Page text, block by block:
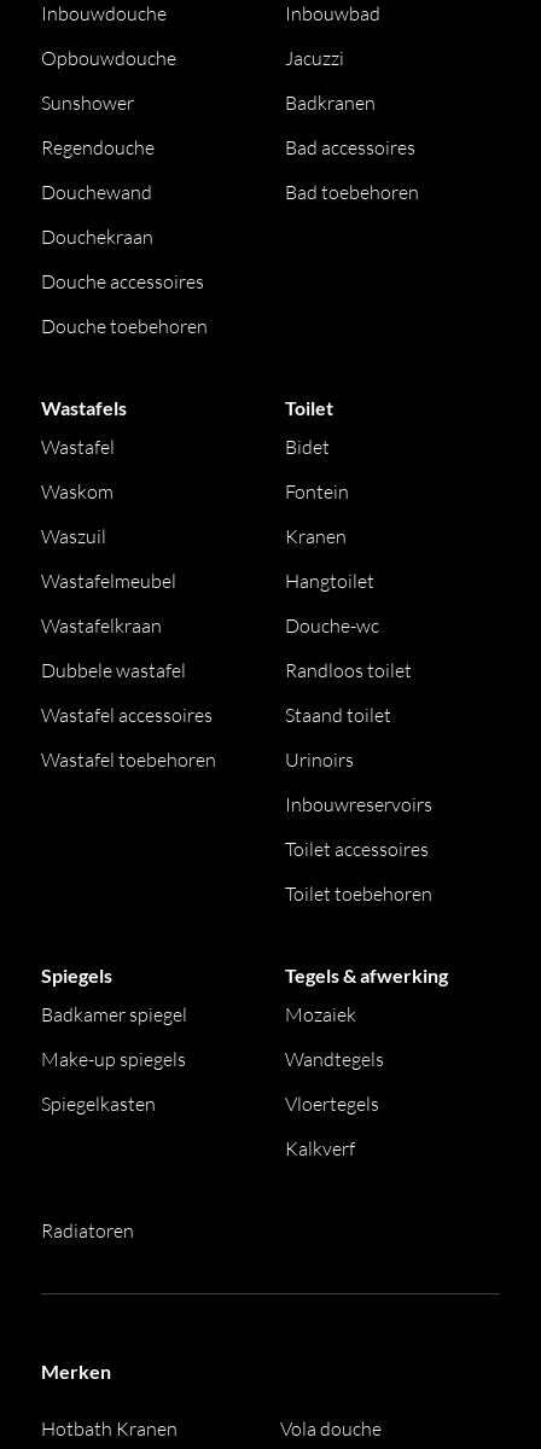
Inbouwdouche
Opbouwdouche
Sunshower
Regendouche
Douchewand
Douchekraan
Douche accessoires
Douche toebehoren
Inbouwbad
Jacuzzi
Badkranen
Bad accessoires
Bad toebehoren
Wastafels
Wastafel
Waskom
Waszuil
Wastafelmeubel
Wastafelkraan
Dubbele wastafel
Wastafel accessoires
Wastafel toebehoren
Toilet
Bidet
Fontein
Kranen
Hangtoilet
Douche-wc
Randloos toilet
Staand toilet
Urinoirs
Inbouwreservoirs
Toilet accessoires
Toilet toebehoren
Spiegels
Badkamer spiegel
Make-up spiegels
Spiegelkasten
Tegels & afwerking
Mozaiek
Wandtegels
Vloertegels
Kalkverf
Radiatoren
Merken
Hotbath Kranen
Vola douche